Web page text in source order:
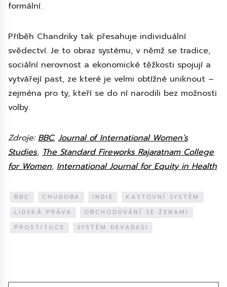
formální.
Příběh Chandriky tak přesahuje individuální
svědectví. Je to obraz systému, v němž se tradice,
sociální nerovnost a ekonomické těžkosti spojují a
vytvářejí past, ze které je velmi obtížné uniknout –
zejména pro ty, kteří se do ní narodili bez možnosti
volby.
Zdroje: BBC, Journal of International Women’s
Studies, The Standard Fireworks Rajaratnam College
for Women, International Journal for Equity in Health
BBC CHUDOBA INDIE
KASTOVNÍ SYSTÉM
LIDSKÁ PRÁVA
OBCHODOVÁNÍ SE ŽENAMI
PROSTITUCE
SYSTÉM DEVADASI